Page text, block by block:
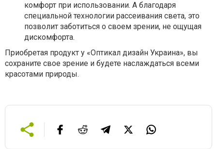
комфорт при использовании. А благодаря
специальной технологии рассеивания света, это
позволит заботиться о своем зрении, не ощущая
дискомфорта.
Приобретая продукт у «Оптикал дизайн Украина», вы
сохраните свое зрение и будете наслаждаться всеми
красотами природы.